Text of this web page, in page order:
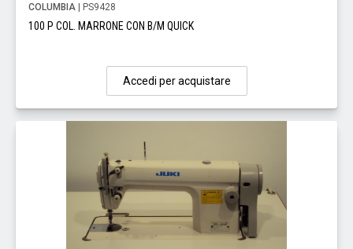
COLUMBIA | PS9428
100 P COL. MARRONE CON B/M QUICK
Accedi per acquistare